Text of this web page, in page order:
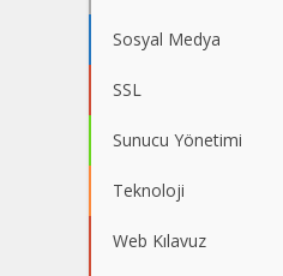
Sosyal Medya
SSL
Sunucu Yönetimi
Teknoloji
Web Kılavuz